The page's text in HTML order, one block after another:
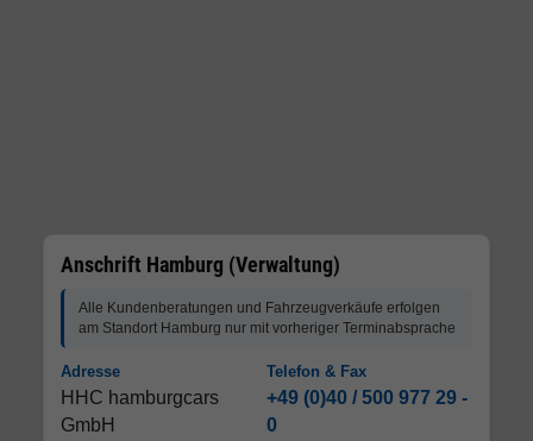
Anschrift Hamburg (Verwaltung)
Alle Kundenberatungen und Fahrzeugverkäufe erfolgen
am Standort Hamburg nur mit vorheriger Terminabsprache
Adresse
HHC hamburgcars
GmbH
Telefon & Fax
+49 (0)40 / 500 977 29 -
0